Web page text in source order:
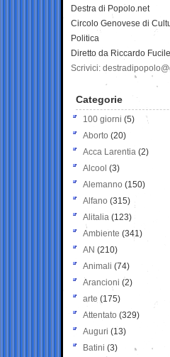
Destra di Popolo.net
Circolo Genovese di
Politica
Diretto da Riccardo Fucile
Scrivici:
Categorie
100 giorni (5)
Aborto (20)
Acca Larentia (2)
Alcool (3)
Alemanno (150)
Alfano (315)
Alitalia (123)
Ambiente (341)
AN (210)
Animali (74)
Arancioni (2)
arte (175)
Attentato (329)
Auguri (13)
Batini (3)